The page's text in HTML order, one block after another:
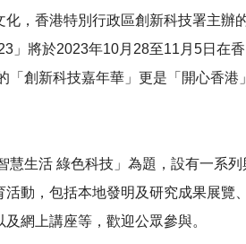
化，香港特別行政區創新科技署主辦
」將於2023年10月28至11月5日在香
「創新科技嘉年華」更是「開心香港
慧生活 綠色科技」為題，設有一系列
活動，包括本地發明及研究成果展覽
網上講座等，歡迎公眾參與。